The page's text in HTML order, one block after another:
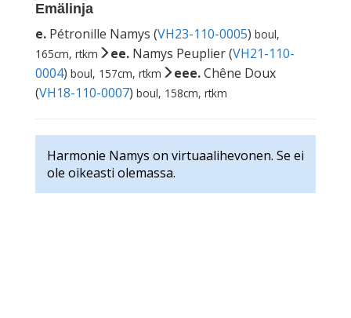
Emälinja
e. Pétronille Namys (VH23-110-0005) boul,
165cm, rtkm
ee. Namys Peuplier (VH21-110-
0004) boul, 157cm, rtkm eee.Chêne Doux
(VH18-110-0007) boul, 158cm, rtkm
Harmonie Namys on virtuaalihevonen. Se ei
ole oikeasti olemassa.